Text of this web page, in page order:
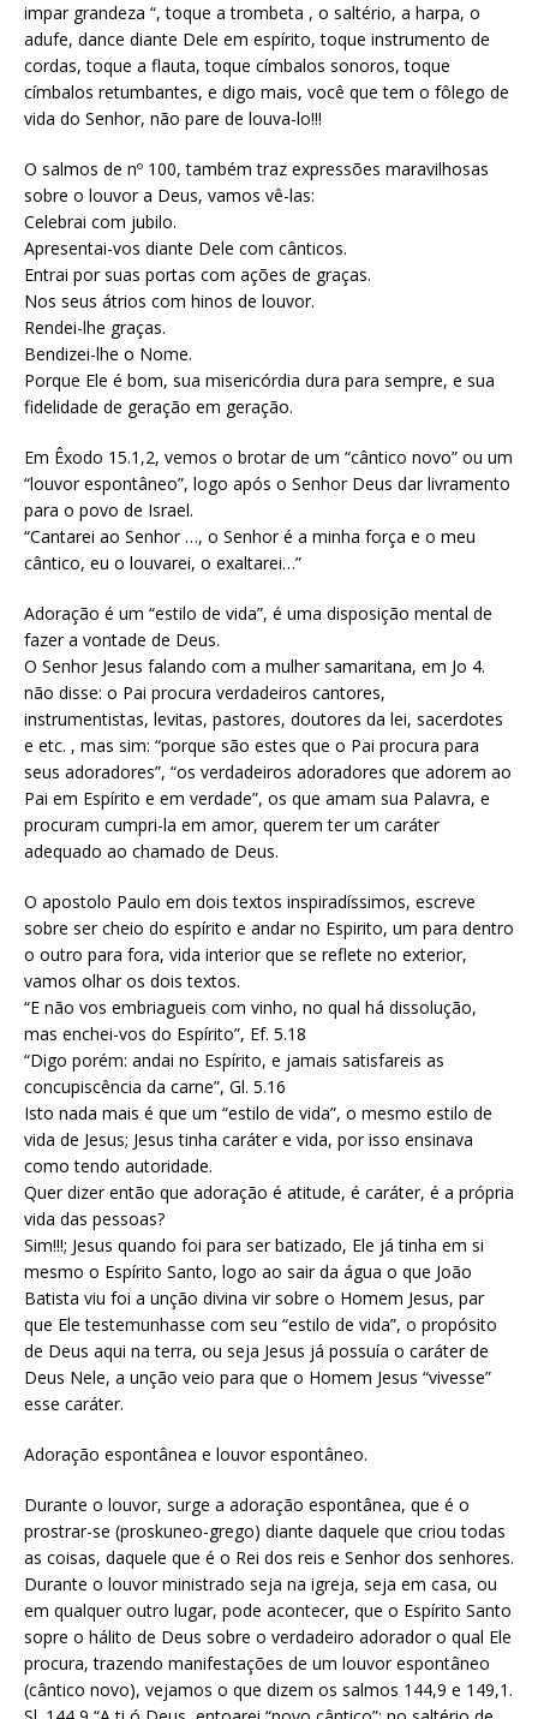
impar grandeza “, toque a trombeta , o saltério, a harpa, o
adufe, dance diante Dele em espírito, toque instrumento de
cordas, toque a flauta, toque címbalos sonoros, toque
címbalos retumbantes, e digo mais, você que tem o fôlego de
vida do Senhor, não pare de louva-lo!!!
O salmos de nº 100, também traz expressões maravilhosas
sobre o louvor a Deus, vamos vê-las:
Celebrai com jubilo.
Apresentai-vos diante Dele com cânticos.
Entrai por suas portas com ações de graças.
Nos seus átrios com hinos de louvor.
Rendei-lhe graças.
Bendizei-lhe o Nome.
Porque Ele é bom, sua misericórdia dura para sempre, e sua
fidelidade de geração em geração.
Em Êxodo 15.1,2, vemos o brotar de um “cântico novo” ou um
“louvor espontâneo”, logo após o Senhor Deus dar livramento
para o povo de Israel.
“Cantarei ao Senhor …, o Senhor é a minha força e o meu
cântico, eu o louvarei, o exaltarei…”
Adoração é um “estilo de vida”, é uma disposição mental de
fazer a vontade de Deus.
O Senhor Jesus falando com a mulher samaritana, em Jo 4.
não disse: o Pai procura verdadeiros cantores,
instrumentistas, levitas, pastores, doutores da lei, sacerdotes
e etc. , mas sim: “porque são estes que o Pai procura para
seus adoradores”, “os verdadeiros adoradores que adorem ao
Pai em Espírito e em verdade”, os que amam sua Palavra, e
procuram cumpri-la em amor, querem ter um caráter
adequado ao chamado de Deus.
O apostolo Paulo em dois textos inspiradíssimos, escreve
sobre ser cheio do espírito e andar no Espirito, um para dentro
o outro para fora, vida interior que se reflete no exterior,
vamos olhar os dois textos.
“E não vos embriagueis com vinho, no qual há dissolução,
mas enchei-vos do Espírito”, Ef. 5.18
“Digo porém: andai no Espírito, e jamais satisfareis as
concupiscência da carne”, Gl. 5.16
Isto nada mais é que um “estilo de vida”, o mesmo estilo de
vida de Jesus; Jesus tinha caráter e vida, por isso ensinava
como tendo autoridade.
Quer dizer então que adoração é atitude, é caráter, é a própria
vida das pessoas?
Sim!!!; Jesus quando foi para ser batizado, Ele já tinha em si
mesmo o Espírito Santo, logo ao sair da água o que João
Batista viu foi a unção divina vir sobre o Homem Jesus, par
que Ele testemunhasse com seu “estilo de vida”, o propósito
de Deus aqui na terra, ou seja Jesus já possuía o caráter de
Deus Nele, a unção veio para que o Homem Jesus “vivesse”
esse caráter.
Adoração espontânea e louvor espontâneo.
Durante o louvor, surge a adoração espontânea, que é o
prostrar-se (proskuneo-grego) diante daquele que criou todas
as coisas, daquele que é o Rei dos reis e Senhor dos senhores.
Durante o louvor ministrado seja na igreja, seja em casa, ou
em qualquer outro lugar, pode acontecer, que o Espírito Santo
sopre o hálito de Deus sobre o verdadeiro adorador o qual Ele
procura, trazendo manifestações de um louvor espontâneo
(cântico novo), vejamos o que dizem os salmos 144,9 e 149,1.